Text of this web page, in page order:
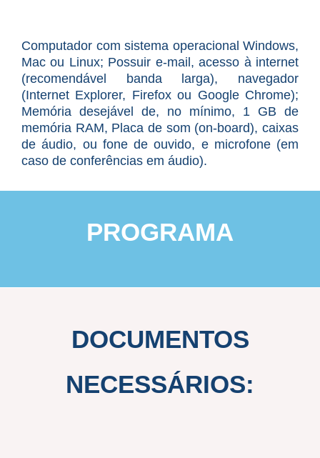
Computador com sistema operacional Windows,
Mac ou Linux; Possuir e-mail, acesso à internet
(recomendável banda larga), navegador
(Internet Explorer, Firefox ou Google Chrome);
Memória desejável de, no mínimo, 1 GB de
memória RAM, Placa de som (on-board), caixas
de áudio, ou fone de ouvido, e microfone (em
caso de conferências em áudio).
PROGRAMA
DOCUMENTOS
NECESSÁRIOS: